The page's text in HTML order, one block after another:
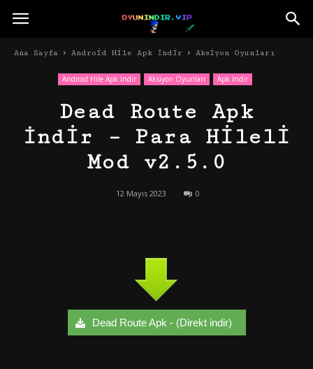
Ana Sayfa Android Hile Apk İndir Aksiyon Oyunları
Android Hile Apk İndir Aksiyon Oyunları Apk İndir
Dead Route Apk
İndir – Para Hileli
Mod v2.5.0
12 Mayıs 2023 0
Dead Route Apk - (Direkt indir)